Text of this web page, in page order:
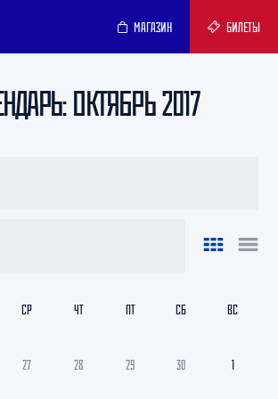
МАГАЗИН БИЛЕТЫ
ОКТЯБРЬ 2017
27 28 29 30 1
СР ЧТ ПТ СБ ВС